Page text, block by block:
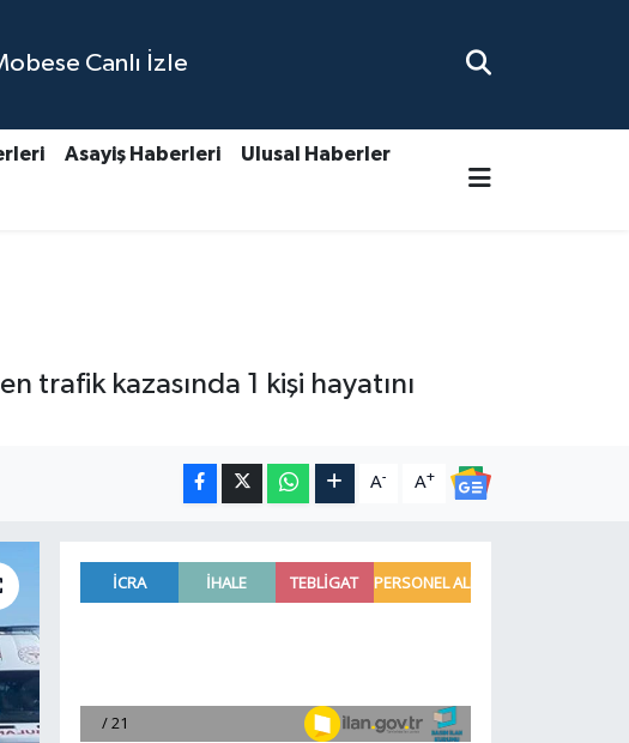
Canlı İzle
Asayiş Haberleri Ulusal Haberler
trafik kazasında 1 kişi hayatını
A- A+